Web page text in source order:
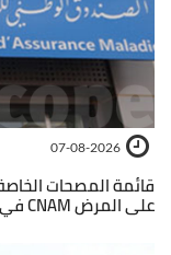
07-08-2026
قائمة المصحات
على المرض CNAM في تونس